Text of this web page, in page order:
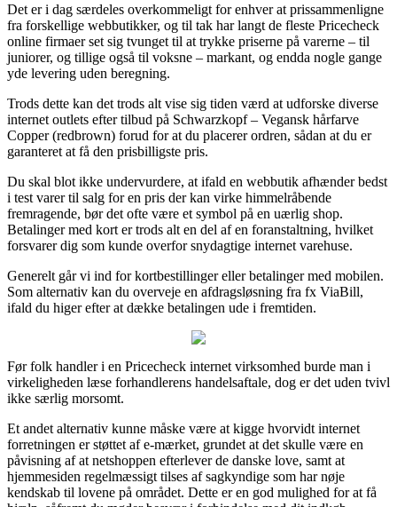
Det er i dag særdeles overkommeligt for enhver at prissammenligne
fra forskellige webbutikker, og til tak har langt de fleste Pricecheck
online firmaer set sig tvunget til at trykke priserne på varerne – til
juniorer, og tillige også til voksne – markant, og endda nogle gange
yde levering uden beregning.
Trods dette kan det trods alt vise sig tiden værd at udforske diverse
internet outlets efter tilbud på Schwarzkopf – Vegansk hårfarve
Copper (redbrown) forud for at du placerer ordren, sådan at du er
garanteret at få den prisbilligste pris.
Du skal blot ikke undervurdere, at ifald en webbutik afhænder bedst
i test varer til salg for en pris der kan virke himmelråbende
fremragende, bør det ofte være et symbol på en uærlig shop.
Betalinger med kort er trods alt en del af en foranstaltning, hvilket
forsvarer dig som kunde overfor snydagtige internet varehuse.
Generelt går vi ind for kortbestillinger eller betalinger med mobilen.
Som alternativ kan du overveje en afdragsløsning fra fx ViaBill,
ifald du higer efter at dække betalingen ude i fremtiden.
Før folk handler i en Pricecheck internet virksomhed burde man i
virkeligheden læse forhandlerens handelsaftale, dog er det uden tvivl
ikke særlig morsomt.
Et andet alternativ kunne måske være at kigge hvorvidt internet
forretningen er støttet af e-mærket, grundet at det skulle være en
påvisning af at netshoppen efterlever de danske love, samt at
hjemmesiden regelmæssigt tilses af sagkyndige som har nøje
kendskab til lovene på området. Dette er en god mulighed for at få